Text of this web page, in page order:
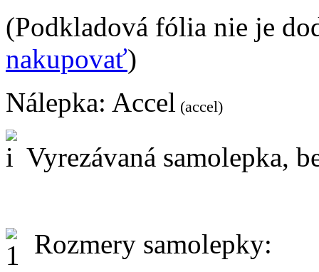
(Podkladová fólia nie je
nakupovať)
Nálepka: Accel (accel)
Vyrezávaná samolepka,
Rozmery samolepky: